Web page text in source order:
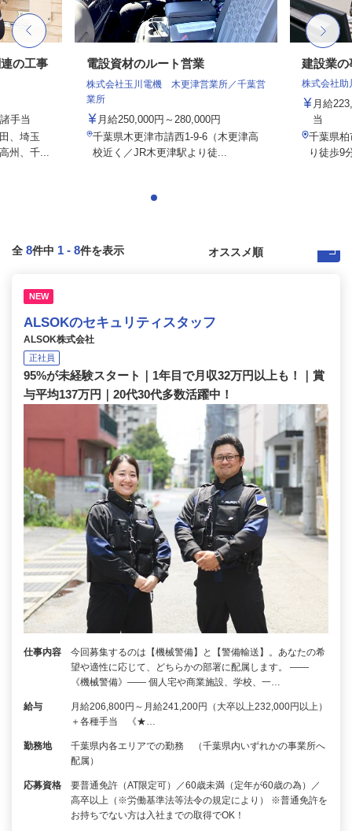
の工事
手当
、埼玉
州、千...
電設資材のルート営業
株式会社玉川電機 木更津営業所／千葉営
業所
月給250,000円～280,000円
千葉県木更津市請西1-9-6（木更津高
校近く／JR木更津駅より徒...
建設業の
株式会社助
月給
当
千葉県柏
り徒歩9
全 8件中 1 - 8件を表示
NEW
ALSOKのセキュリティスタッフ
ALSOK株式会社
正社員
95%が未経験スタート｜1年目で月収32万円以上も！｜賞
与平均137万円｜20代30代多数活躍中！
仕事内容
今回募集するのは【機械警備】と【警備輸送】。あなたの希
望や適性に応じて、どちらかの部署に配属します。 ――
《機械警備》―― 個人宅や商業施設、学校、一…
給与
月給206,800円～月給241,200円（大卒以上232,000円以上）
＋各種手当 《★…
勤務地
千葉県内各エリアでの勤務 （千葉県内いずれかの事業所へ
配属）
応募資格
要普通免許（AT限定可）／60歳未満（定年が60歳の為）／
高卒以上（※労働基準法等法令の規定により） ※普通免許を
お持ちでない方は入社までの取得でOK！